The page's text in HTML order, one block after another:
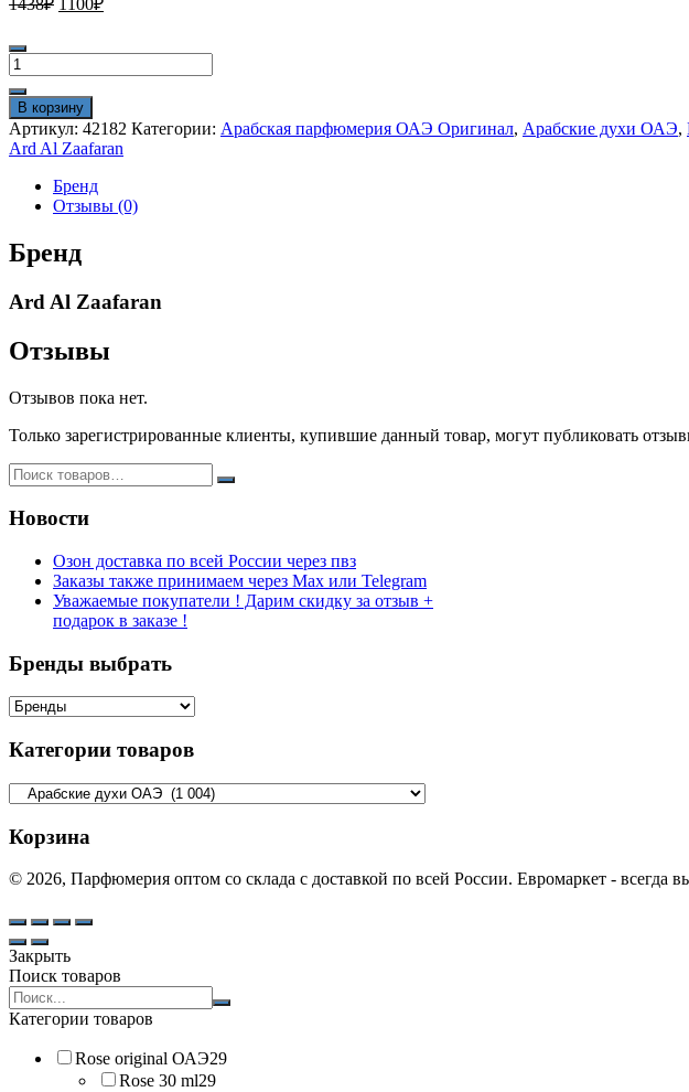
Количество
товара
Арабские
духи
Ard
Al
Zaafaran
Bint
Hooran
Green
100
оригинал
В корзину
Артикул: 42182 Категории: Арабская парфюмерия ОАЭ Оригинал, Арабские духи ОАЭ,
Ard Al Zaafaran
Бренд
Отзывы (0)
Бренд
Ard Al Zaafaran
Отзывы
Отзывов пока нет.
Только зарегистрированные клиенты, купившие данный товар, могут публиковать
Новости
Озон доставка по всей России через пвз
Заказы также принимаем через Max или Telegram
Уважаемые покупатели ! Дарим скидку за отзыв +
подарок в заказе !
Бренды выбрать
Категории товаров
Корзина
© 2026, Парфюмерия оптом со склада с доставкой по всей России. Евромаркет -
Закрыть
Поиск товаров
Search
products:
Категории товаров
Rose original ОАЭ29
Rose 30 ml29